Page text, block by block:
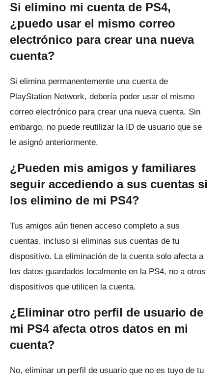
Si elimino mi cuenta de PS4,
¿puedo usar el mismo correo
electrónico para crear una nueva
cuenta?
Si elimina permanentemente una cuenta de
PlayStation Network, debería poder usar el mismo
correo electrónico para crear una nueva cuenta. Sin
embargo, no puede reutilizar la ID de usuario que se
le asignó anteriormente.
¿Pueden mis amigos y familiares
seguir accediendo a sus cuentas si
los elimino de mi PS4?
Tus amigos aún tienen acceso completo a sus
cuentas, incluso si eliminas sus cuentas de tu
dispositivo. La eliminación de la cuenta solo afecta a
los datos guardados localmente en la PS4, no a otros
dispositivos que utilicen la cuenta.
¿Eliminar otro perfil de usuario de
mi PS4 afecta otros datos en mi
cuenta?
No, eliminar un perfil de usuario que no es tuyo de tu